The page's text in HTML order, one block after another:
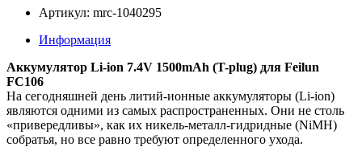
Артикул: mrc-1040295
Информация
Аккумулятор Li-ion 7.4V 1500mAh (T-plug) для Feilun
FC106
На сегодняшней день литий-ионные аккумуляторы (Li-ion)
являются одними из самых распространенных. Они не столь
«привередливы», как их никель-металл-гидридные (NiMH)
собратья, но все равно требуют определенного ухода.